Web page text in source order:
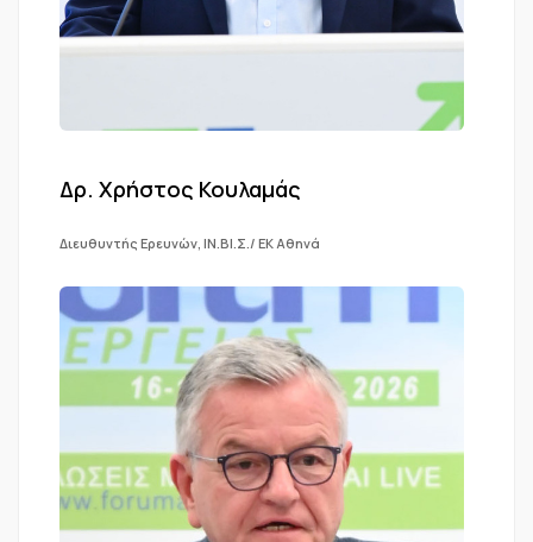
Δρ. Χρήστος Κουλαμάς
Διευθυντής Ερευνών, ΙΝ.ΒΙ.Σ./ ΕΚ Αθηνά